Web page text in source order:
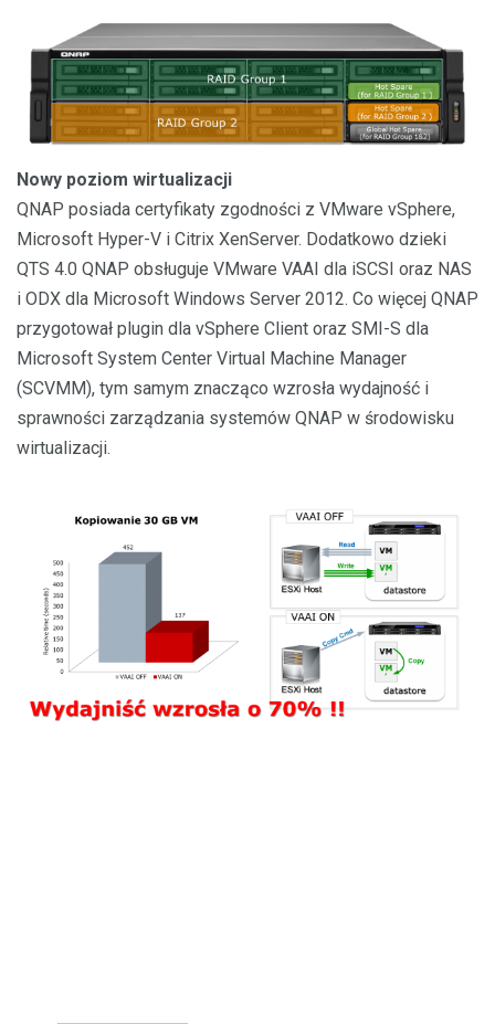
Nowy poziom wirtualizacji
QNAP posiada certyfikaty zgodności z VMware vSphere,
Microsoft Hyper-V i Citrix XenServer. Dodatkowo dzieki
QTS 4.0 QNAP obsługuje VMware VAAI dla iSCSI oraz NAS
i ODX dla Microsoft Windows Server 2012. Co więcej QNAP
przygotował plugin dla vSphere Client oraz SMI-S dla
Microsoft System Center Virtual Machine Manager
(SCVMM), tym samym znacząco wzrosła wydajność i
sprawności zarządzania systemów QNAP w środowisku
wirtualizacji.